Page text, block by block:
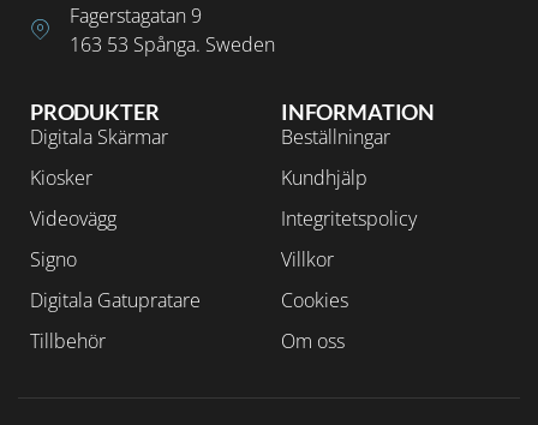
INFORMATION
Beställningar
Kundhjälp
Integritetspolicy
Villkor
Cookies
Om oss
PRODUKTER
Digitala Skärmar
Kiosker
Videovägg
Signo
Digitala Gatupratare
Tillbehör
Fagerstagatan 9
163 53 Spånga. Sweden